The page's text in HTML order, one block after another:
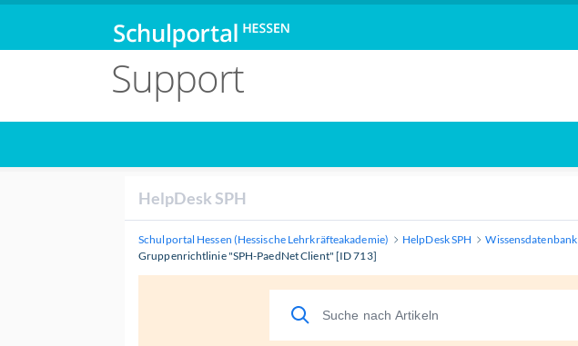
Support
HelpDesk SPH
Schulportal Hessen (Hessische Lehrkräfteakademie) HelpDesk SPH Wissensdatenbank
Gruppenrichtlinie "SPH-PaedNet Client" [ID 713]